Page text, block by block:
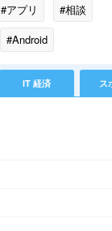
#アプリ
#相談
#Android
IT 経済 ス